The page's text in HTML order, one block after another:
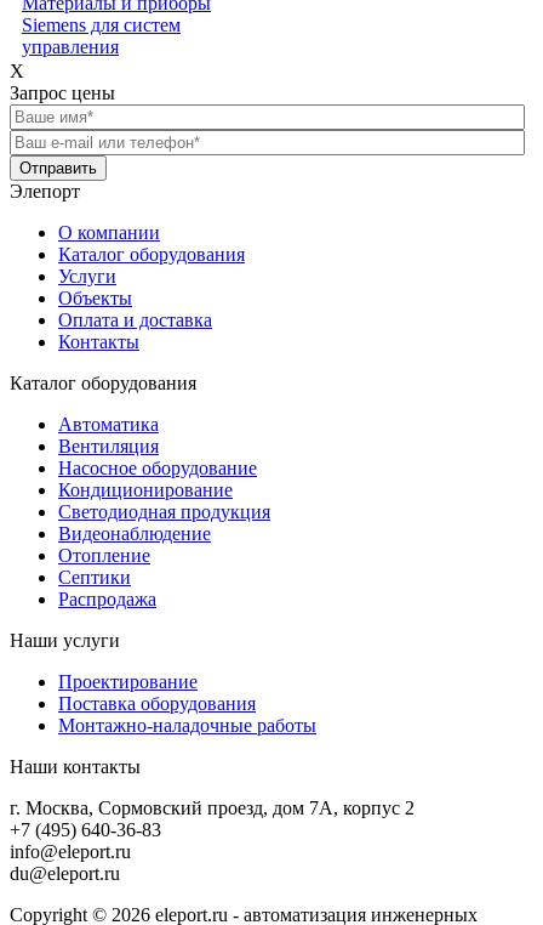
Siemens для систем
управления
X
Запрос цены
Отправить
Элепорт
О компании
Каталог оборудования
Услуги
Объекты
Оплата и доставка
Контакты
Каталог оборудования
Автоматика
Вентиляция
Насосное оборудование
Кондиционирование
Светодиодная продукция
Видеонаблюдение
Отопление
Септики
Распродажа
Наши услуги
Проектирование
Поставка оборудования
Монтажно-наладочные работы
Наши контакты
г. Москва, Сормовский проезд, дом 7А, корпус 2
+7 (495) 640-36-83
info@eleport.ru
du@eleport.ru
Copyright © 2026 eleport.ru - автоматизация инженерных